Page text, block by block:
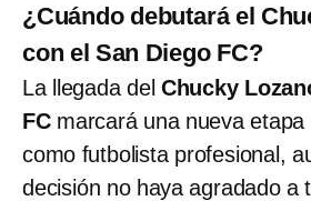
¿Cuándo debutará el
con el San Diego FC?
La llegada del Chucky
FCmarcará una nueva etapa
como futbolista profesional,
decisión no haya agradado a